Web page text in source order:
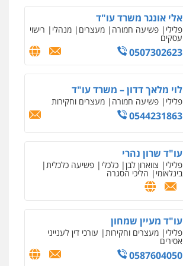
אלי אונגר משרד עו"ד
פלילי פשיעה חמורה מעצרים מנהלי רישוי
עסקים
0507302623
לוי מלאך דדון – משרד עו"ד
פלילי פשיעה חמורה מעצרים וחקירות
0544231863
עו"ד שרון נהרי
פלילי צווארון לבן כלכלי פשיעה כלכלית
בינלאומי הליכי הסגרה
עו"ד מעיין שמחון
פלילי מעצרים וחקירות עורכי דין לענייני
אסירים
0587604050